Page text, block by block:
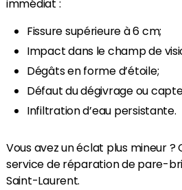
immédiat :
Fissure supérieure à 6 cm;
Impact dans le champ de
Dégâts en forme d’étoile;
Défaut du dégivrage ou
Infiltration d’eau persistante.
Vous avez un éclat plus mineur ?
service de réparation de pare-
Saint-Laurent.